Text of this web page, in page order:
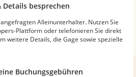
besprechen
Alleinunterhalter. Nutzen Sie
Plattform oder telefonieren Sie direkt
weitere Details, die Gage sowie spezielle
Buchungsgebühren